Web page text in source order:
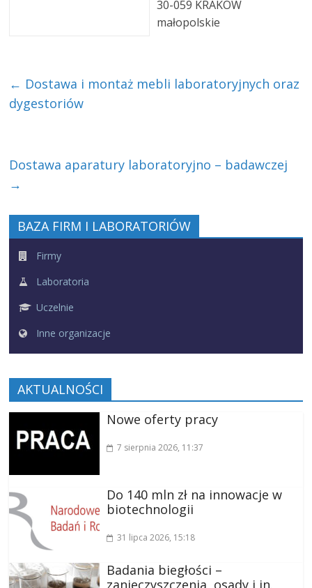
30-059 KRAKÓW
małopolskie
← Dostawa i montaż mebli laboratoryjnych oraz
dygestoriów
Dostawa aparatury laboratoryjno – badawczej
→
BAZA FIRM I LABORATORIÓW
Firmy
Laboratoria
Uczelnie
Inne organizacje
AKTUALNOŚCI
Nowe oferty pracy
7 sierpnia 2026, 11:37
Do 140 mln zł na innowacje w
biotechnologii
31 lipca 2026, 15:18
Badania biegłości –
zanieczyszczenia, osady i in.